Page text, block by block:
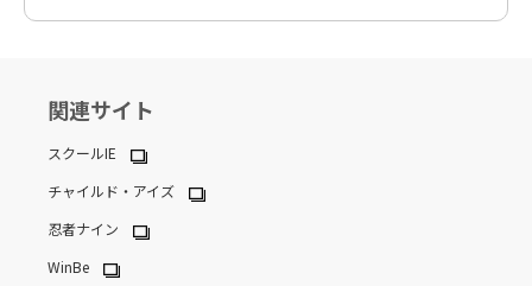
関連サイト
スクールIE
チャイルド・アイズ
忍者ナイン
WinBe